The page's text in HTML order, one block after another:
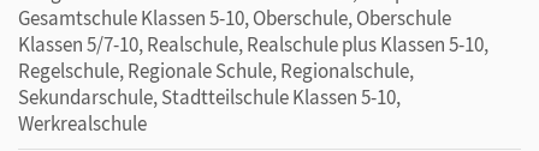
Gesamtschule Klassen 5-10, Oberschule, Oberschule
Klassen 5/7-10, Realschule, Realschule plus Klassen 5-10,
Regelschule, Regionale Schule, Regionalschule,
Sekundarschule, Stadtteilschule Klassen 5-10,
Werkrealschule